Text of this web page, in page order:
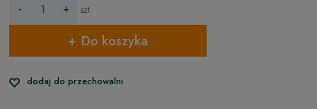
- + szt.
Do koszyka
dodaj do przechowalni